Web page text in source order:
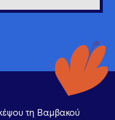
τη Βαμβακού